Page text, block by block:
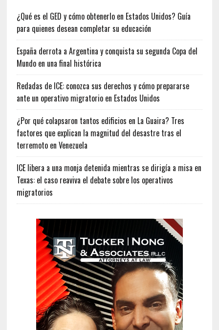
¿Qué es el GED y cómo obtenerlo en Estados Unidos? Guía
para quienes desean completar su educación
España derrota a Argentina y conquista su segunda Copa del
Mundo en una final histórica
Redadas de ICE: conozca sus derechos y cómo prepararse
ante un operativo migratorio en Estados Unidos
¿Por qué colapsaron tantos edificios en La Guaira? Tres
factores que explican la magnitud del desastre tras el
terremoto en Venezuela
ICE libera a una monja detenida mientras se dirigía a misa en
Texas: el caso reaviva el debate sobre los operativos
migratorios